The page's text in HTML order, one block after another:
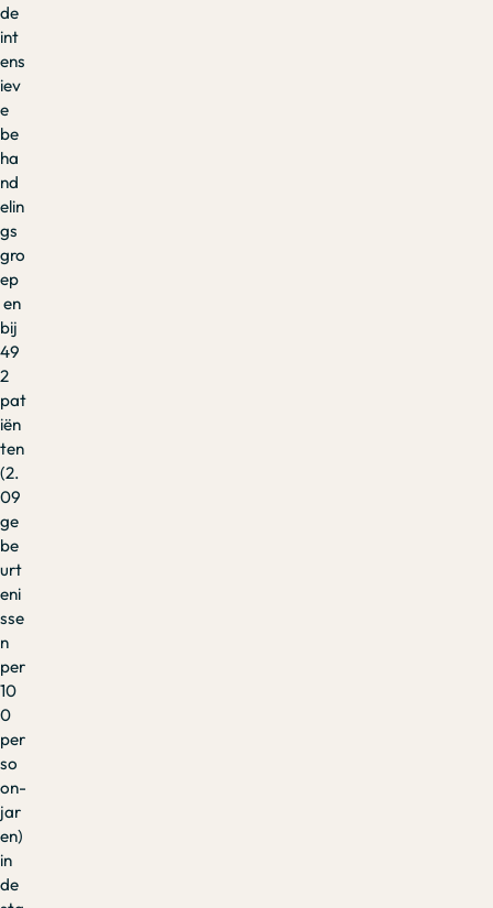
de
int
ens
iev
e
be
ha
nd
elin
gs
gro
ep
en
bij
49
2
pat
iën
ten
(2.
09
ge
be
urt
eni
sse
n
per
10
0
per
so
on-
jar
en)
in
de